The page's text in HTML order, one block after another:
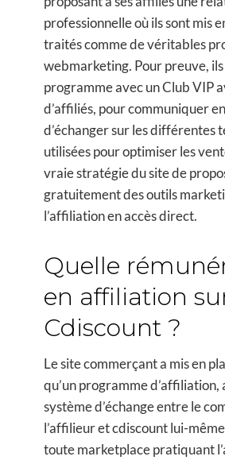
professionnelle où ils sont mis
traités comme de véritables
webmarketing. Pour preuve,
programme avec un Club VIP
d’affiliés, pour communiquer
d’échanger sur les différentes
utilisées pour optimiser les
vraie stratégie du site de
gratuitement des outils
l’affiliation en accès direct.
Quelle
en affiliation
Cdiscount ?
Le site commerçant a mis en
qu’un programme d’affiliation,
système d’échange entre le
l’affilieur et cdiscount lui-
toute marketplace pratiquant